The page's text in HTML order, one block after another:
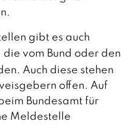
gibt es auch
die vom Bund oder den
Auch diese stehen
offen. Auf
Bundesamt für
Meldestelle